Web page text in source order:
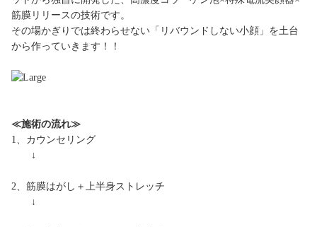
筋膜リリースの技術です。
その場かぎりでは終わらせない「リバウンドしない小顔」を土台
から作っていきます！！
≪施術の流れ≫
1、カウンセリング
↓
2、筋膜はがし＋上半身ストレッチ
↓